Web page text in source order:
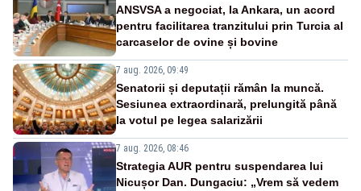
ANSVSA a negociat, la Ankara, un acord
pentru facilitarea tranzitului prin Turcia al
carcaselor de ovine și bovine
7 aug. 2026, 09:49
Senatorii și deputații rămân la muncă.
Sesiunea extraordinară, prelungită până
la votul pe legea salarizării
7 aug. 2026, 08:46
Strategia AUR pentru suspendarea lui
Nicușor Dan. Dungaciu: „Vrem să vedem